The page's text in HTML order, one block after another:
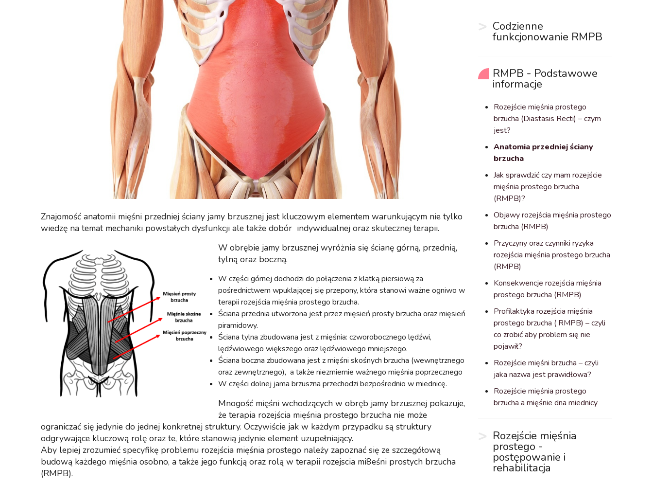
Znajomość anatomii mięśni przedniej ściany jamy brzusznej jest kluczowym elementem warunkującym nie tylko
wiedzę na temat mechaniki powstałych dysfunkcji ale także dobór indywidualnej oraz skutecznej terapii.
W obrębie jamy brzusznej wyróżnia się ścianę górną, przednią,
tylną oraz boczną.
W części górnej dochodzi do połączenia z klatką piersiową za
pośrednictwem wpuklającej się przepony, która stanowi ważne ogniwo w
terapii rozejścia mięśnia prostego brzucha.
Ściana przednia utworzona jest przez mięsień prosty brzucha oraz mięsień
piramidowy.
Ściana tylna zbudowana jest z mięśnia: czworobocznego lędźwi,
lędźwiowego większego oraz lędźwiowego mniejszego.
Ściana boczna zbudowana jest z mięśni skośnych brzucha (wewnętrznego
oraz zewnętrznego), a także niezmiernie ważnego mięśnia poprzecznego
W części dolnej jama brzuszna przechodzi bezpośrednio w miednicę.
Mnogość mięśni wchodzących w obręb jamy brzusznej pokazuje,
że terapia rozejścia mięśnia prostego brzucha nie może
ograniczać się jedynie do jednej konkretnej struktury. Oczywiście jak w każdym przypadku są struktury
odgrywające kluczową rolę oraz te, które stanowią jedynie element uzupełniający.
Aby lepiej zrozumieć specyfikę problemu rozejścia mięśnia prostego należy zapoznać się ze szczegółową
budową każdego mięśnia osobno, a także jego funkcją oraz rolą w terapii rozejscia mi8eśni prostych brzucha
(RMPB).
Codzienne
funkcjonowanie RMPB
RMPB - Podstawowe
informacje
Rozejście mięśnia prostego
brzucha (Diastasis Recti) – czym
jest?
Anatomia przedniej ściany
brzucha
Jak sprawdzić czy mam rozejście
mięśnia prostego brzucha
(RMPB)?
Objawy rozejścia mięśnia prostego
brzucha (RMPB)
Przyczyny oraz czynniki ryzyka
rozejścia mięśnia prostego brzucha
(RMPB)
Konsekwencje rozejścia mięśnia
prostego brzucha (RMPB)
Profilaktyka rozejścia mięśnia
prostego brzucha ( RMPB) – czyli
co zrobić aby problem się nie
pojawił?
Rozejście mięśni brzucha – czyli
jaka nazwa jest prawidłowa?
Rozejście mięśnia prostego
brzucha a mięśnie dna miednicy
Rozejście mięśnia
prostego -
postępowanie i
rehabilitacja